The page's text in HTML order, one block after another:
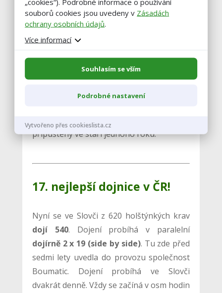
Býci jsou poté poraženi v TORO
Hlavečník, avšak prodej „hovězích
balíčků“ si společnost realizuje již sama
podvlastní ochrannou známkou.
Zpravidla se veškeré hovězí prodá za dva
odchovnu jalovic, kde jsou prvně
připuštěny ve stáří jednoho roku.
17. nejlepší dojnice v ČR!
Nyní se ve Slovči z 620 holštýnkých krav
dojí 540. Dojení probíhá v paralelní
dojírně 2 x 19 (side by side). Tu zde před
sedmi lety uvedla do provozu společnost
Boumatic. Dojení probíhá ve Slovči
dvakrát denně. Vždy se začíná v osm hodin
souborů cookies jsou uvedeny v Zásadách
ochrany osobních údajů.
Více informací
Souhlasím se vším
Podrobné nastavení
Vytvořeno přes cookieslista.cz